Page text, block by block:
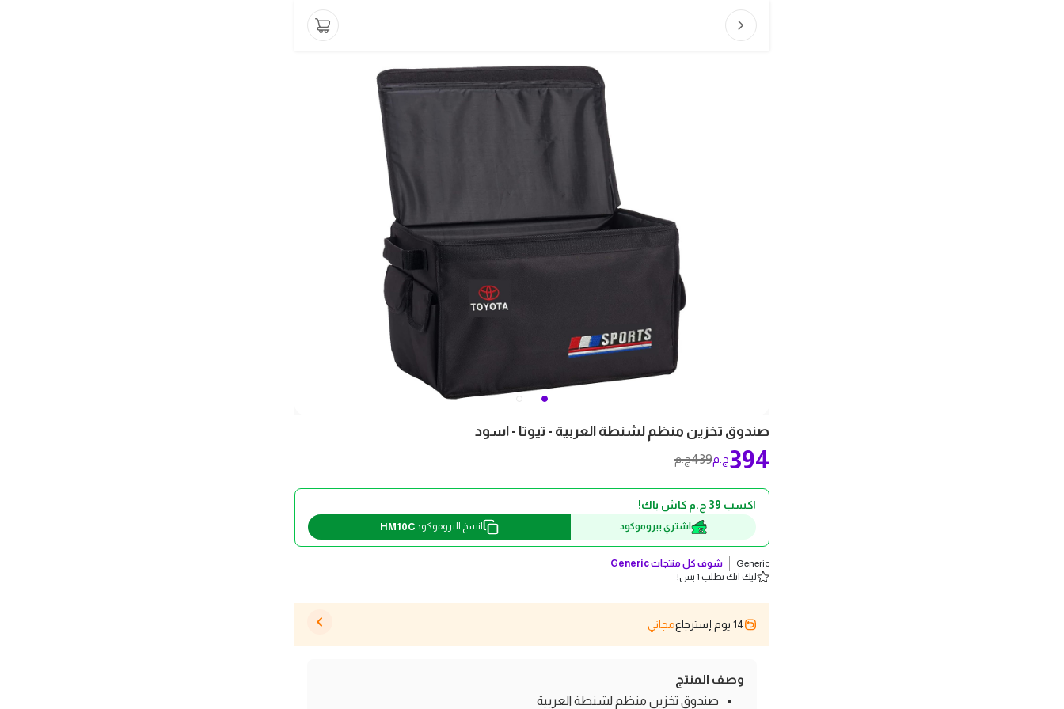
صندوق تخزين منظم لشنطة العربية - تيوتا - اسود
439ج.م 394ج.م
اكسب 39 ج.م كاش باك!
اشتري ببروموكود انسخ البروموكودHM10C
Generic شوف كل منتجاتGeneric
ليك انك تطلب 1 بس!
14 يوم إسترجاع مجاني
وصف المنتج
صندوق تخزين منظم لشنطة العربية